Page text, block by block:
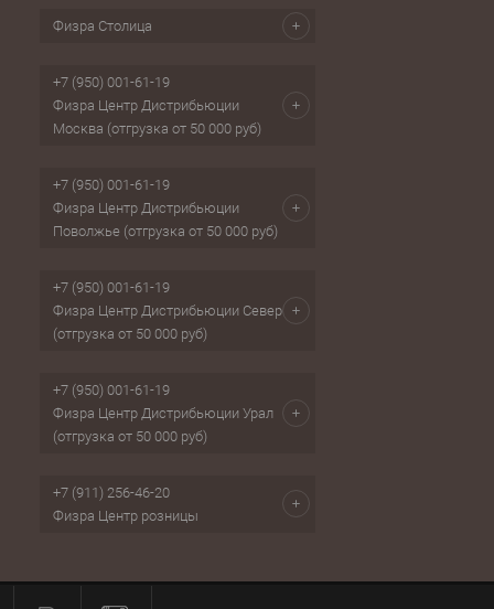
Физра Столица
+7 (950) 001-61-19
Физра Центр Дистрибьюции
Москва (отгрузка от 50 000 руб)
+7 (950) 001-61-19
Физра Центр Дистрибьюции
Поволжье (отгрузка от 50 000 руб)
+7 (950) 001-61-19
Физра Центр Дистрибьюции Север
(отгрузка от 50 000 руб)
+7 (950) 001-61-19
Физра Центр Дистрибьюции Урал
(отгрузка от 50 000 руб)
+7 (911) 256-46-20
Физра Центр розницы